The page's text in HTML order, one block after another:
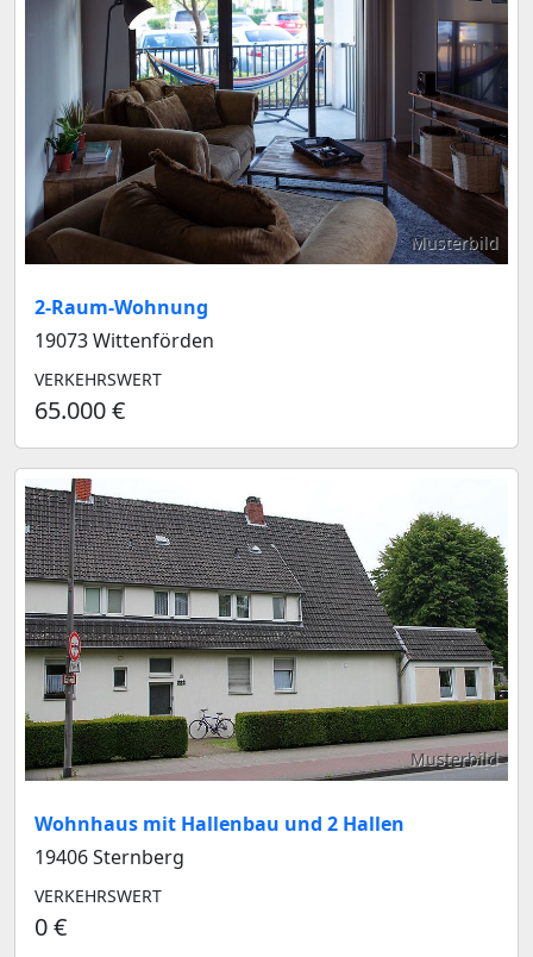
Musterbild
2-Raum-Wohnung
19073 Wittenförden
VERKEHRSWERT
65.000 €
Musterbild
Wohnhaus mit Hallenbau und 2 Hallen
19406 Sternberg
VERKEHRSWERT
0 €